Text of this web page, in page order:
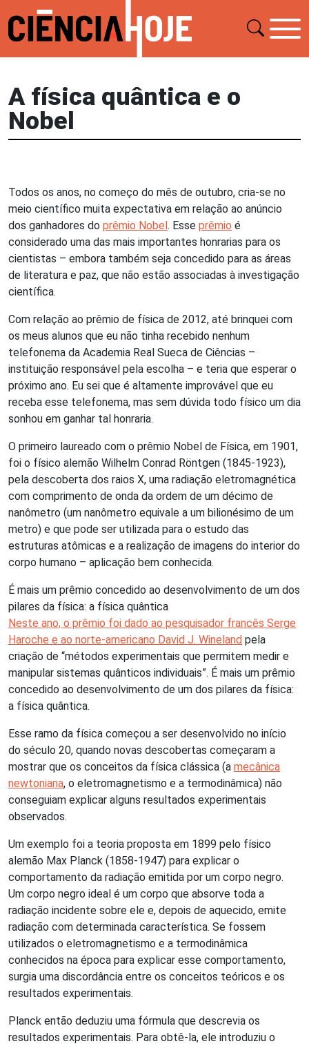
A física quântica e o
Nobel
Todos os anos, no começo do mês de outubro, cria-se no
meio científico muita expectativa em relação ao anúncio
dos ganhadores do prêmio Nobel. Esse prêmio é
considerado uma das mais importantes honrarias para os
cientistas – embora também seja concedido para as áreas
de literatura e paz, que não estão associadas à investigação
científica.
Com relação ao prêmio de física de 2012, até brinquei com
os meus alunos que eu não tinha recebido nenhum
telefonema da Academia Real Sueca de Ciências –
instituição responsável pela escolha – e teria que esperar o
próximo ano. Eu sei que é altamente improvável que eu
receba esse telefonema, mas sem dúvida todo físico um dia
sonhou em ganhar tal honraria.
O primeiro laureado com o prêmio Nobel de Física, em 1901,
foi o físico alemão Wilhelm Conrad Röntgen (1845-1923),
pela descoberta dos raios X, uma radiação eletromagnética
com comprimento de onda da ordem de um décimo de
nanômetro (um nanômetro equivale a um bilionésimo de um
metro) e que pode ser utilizada para o estudo das
estruturas atômicas e a realização de imagens do interior do
corpo humano – aplicação bem conhecida.
É mais um prêmio concedido ao desenvolvimento de um dos
pilares da física: a física quântica
Neste ano, o prêmio foi dado ao pesquisador francês Serge
Haroche e ao norte-americano David J. Wineland pela
criação de “métodos experimentais que permitem medir e
manipular sistemas quânticos individuais”. É mais um prêmio
concedido ao desenvolvimento de um dos pilares da física:
a física quântica.
Esse ramo da física começou a ser desenvolvido no início
do século 20, quando novas descobertas começaram a
mostrar que os conceitos da física clássica (a mecânica
newtoniana, o eletromagnetismo e a termodinâmica) não
conseguiam explicar alguns resultados experimentais
observados.
Um exemplo foi a teoria proposta em 1899 pelo físico
alemão Max Planck (1858-1947) para explicar o
comportamento da radiação emitida por um corpo negro.
Um corpo negro ideal é um corpo que absorve toda a
radiação incidente sobre ele e, depois de aquecido, emite
radiação com determinada característica. Se fossem
utilizados o eletromagnetismo e a termodinâmica
conhecidos na época para explicar esse comportamento,
surgia uma discordância entre os conceitos teóricos e os
resultados experimentais.
Planck então deduziu uma fórmula que descrevia os
resultados experimentais. Para obtê-la, ele introduziu o